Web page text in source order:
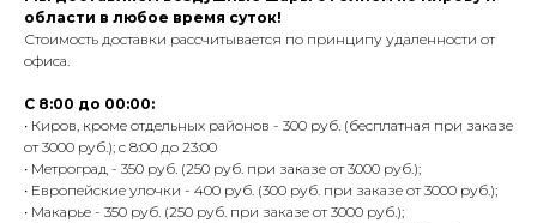
области в любое время суток!
Стоимость доставки рассчитывается по принципу удаленности от
офиса.
С 8:00 до 00:00:
• Киров, кроме отдельных районов - 300 руб. (бесплатная при заказе
от 3000 руб.); с 8:00 до 23:00
• Метроград - 350 руб. (250 руб. при заказе от 3000 руб.);
• Европейские улочки - 400 руб. (300 руб. при заказе от 3000 руб.);
• Макарье - 350 руб. (250 руб. при заказе от 3000 руб.);